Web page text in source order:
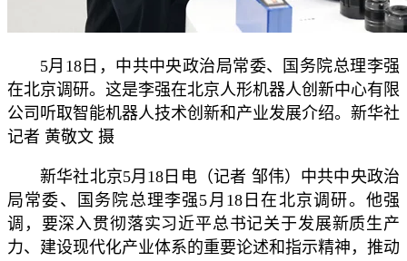
5月18日，中共中央政治局常委、国务院总理李强
在北京调研。这是李强在北京人形机器人创新中心有限
公司听取智能机器人技术创新和产业发展介绍。新华社
记者 黄敬文 摄
新华社北京5月18日电（记者 邹伟）中共中央政治
局常委、国务院总理李强5月18日在北京调研。他强
调，要深入贯彻落实习近平总书记关于发展新质生产
力、建设现代化产业体系的重要论述和指示精神，推动